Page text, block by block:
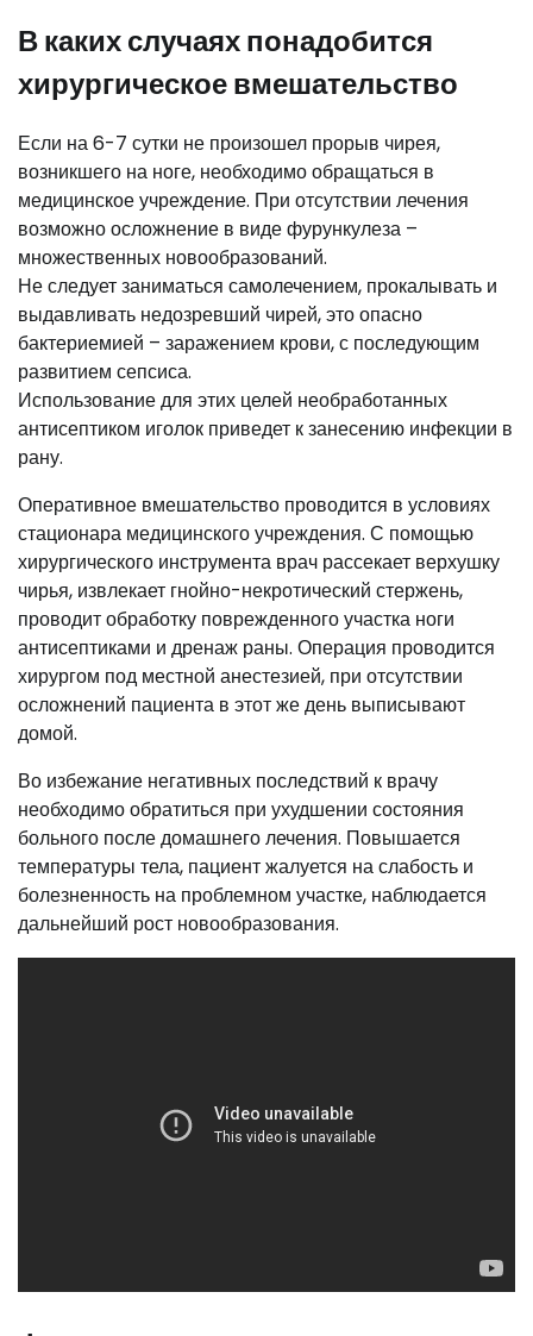
В каких случаях понадобится
хирургическое вмешательство
Если на 6-7 сутки не произошел прорыв чирея,
возникшего на ноге, необходимо обращаться в
медицинское учреждение. При отсутствии лечения
возможно осложнение в виде фурункулеза –
множественных новообразований.
Не следует заниматься самолечением, прокалывать и
выдавливать недозревший чирей, это опасно
бактериемией – заражением крови, с последующим
развитием сепсиса.
Использование для этих целей необработанных
антисептиком иголок приведет к занесению инфекции в
рану.
Оперативное вмешательство проводится в условиях
стационара медицинского учреждения. С помощью
хирургического инструмента врач рассекает верхушку
чирья, извлекает гнойно-некротический стержень,
проводит обработку поврежденного участка ноги
антисептиками и дренаж раны. Операция проводится
хирургом под местной анестезией, при отсутствии
осложнений пациента в этот же день выписывают
домой.
Во избежание негативных последствий к врачу
необходимо обратиться при ухудшении состояния
больного после домашнего лечения. Повышается
температуры тела, пациент жалуется на слабость и
болезненность на проблемном участке, наблюдается
дальнейший рост новообразования.